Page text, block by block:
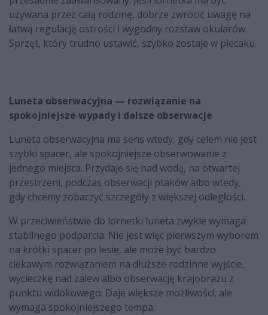
używana przez całą rodzinę, dobrze zwrócić uwagę na
łatwą regulację ostrości i wygodny rozstaw okularów.
Sprzęt, który trudno ustawić, szybko zostaje w plecaku
Luneta obserwacyjna — rozwiązanie na
spokojniejsze wypady i dalsze obserwacje
Luneta obserwacyjna ma sens wtedy, gdy celem nie jest
szybki spacer, ale spokojniejsze obserwowanie z
jednego miejsca. Przydaje się nad wodą, na otwartej
przestrzeni, podczas obserwacji ptaków albo wtedy,
gdy chcemy zobaczyć szczegóły z większej odległości.
W przeciwieństwie do lornetki luneta zwykle wymaga
stabilnego podparcia. Nie jest więc pierwszym wyborem
na krótki spacer po lesie, ale może być bardzo
ciekawym rozwiązaniem na dłuższe rodzinne wyjście,
wycieczkę nad zalew albo obserwację krajobrazu z
punktu widokowego. Daje większe możliwości, ale
wymaga spokojniejszego tempa.